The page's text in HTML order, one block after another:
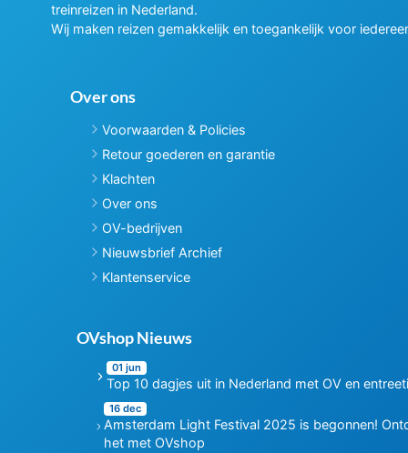
treinreizen in Nederland.
Wij maken reizen gemakkelijk en toegankelijk voor
Over ons
Voorwaarden & Policies
Retour goederen en garantie
Klachten
Over ons
OV-bedrijven
Nieuwsbrief Archief
Klantenservice
OVshop Nieuws
01 jun
Top 10 dagjes uit in Nederland met OV en
16 dec
Amsterdam Light Festival 2025 is begonnen!
het met OVshop